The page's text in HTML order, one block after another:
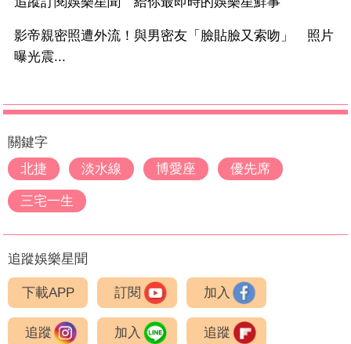
影帝親密照遭外流！與男密友「臉貼臉又索吻」 照片
曝光震...
關鍵字
北捷
淡水線 博愛座 優先席
三宅一生
追蹤娛樂星聞
下載APP 訂閱 加入
追蹤 加入 追蹤